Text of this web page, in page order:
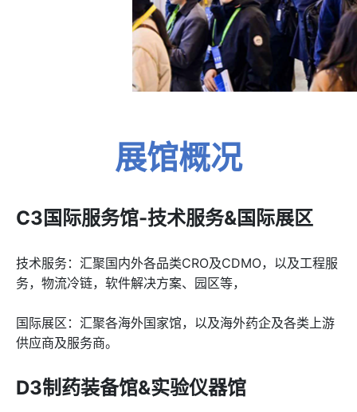
展馆概况
C3国际服务馆-技术服务&国际展区
技术服务：汇聚国内外各品类CRO及CDMO，以及工程服
务，物流冷链，软件解决方案、园区等，
国际展区：汇聚各海外国家馆，以及海外药企及各类上游
供应商及服务商。
D3制药装备馆&实验仪器馆